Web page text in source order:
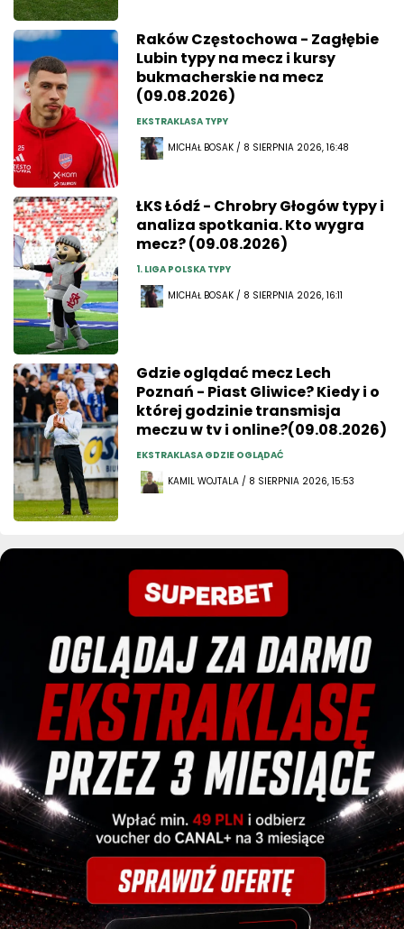
Raków Częstochowa - Zagłębie
Lubin typy na mecz i kursy
bukmacherskie na mecz
(09.08.2026)
EKSTRAKLASA TYPY
MICHAŁ BOSAK / 8 SIERPNIA 2026, 16:48
ŁKS Łódź - Chrobry Głogów typy i
analiza spotkania. Kto wygra
mecz? (09.08.2026)
1. LIGA POLSKA TYPY
MICHAŁ BOSAK / 8 SIERPNIA 2026, 16:11
Gdzie oglądać mecz Lech
Poznań - Piast Gliwice? Kiedy i o
której godzinie transmisja
meczu w tv i online?(09.08.2026)
EKSTRAKLASA GDZIE OGLĄDAĆ
KAMIL WOJTALA / 8 SIERPNIA 2026, 15:53